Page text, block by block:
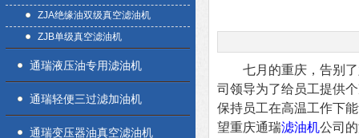
ZJA绝缘油双级真空滤油机
ZJB单级真空滤油机
通瑞液压油专用滤油机
通瑞轻便三过滤加油机
通瑞变压器油真空滤油机
七月的重庆，告别了
司领导为了给员工提供
保持员工在高温工作下
望重庆通瑞滤油机公司